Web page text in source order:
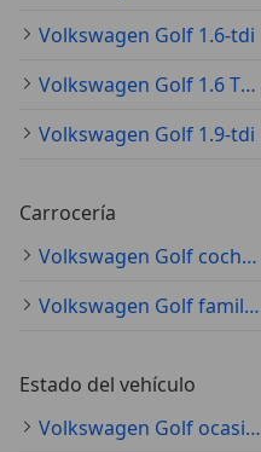
Volkswagen Golf 1.6-tdi
Volkswagen Golf 1.6 TDI bluemotion
Volkswagen Golf 1.9-tdi
Carrocería
Volkswagen Golf coche pequeño
Volkswagen Golf familiar
Estado del vehículo
Volkswagen Golf ocasión